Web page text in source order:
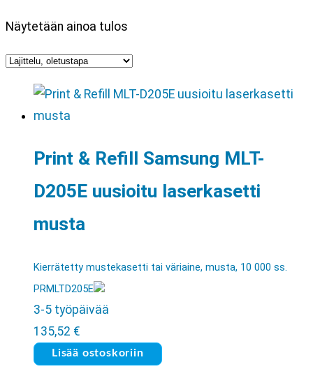
Näytetään ainoa tulos
Print & Refill Samsung MLT-
D205E uusioitu laserkasetti
musta
Kierrätetty mustekasetti tai väriaine, musta, 10 000 ss.
PRMLTD205E
3-5 työpäivää
135,52 €
Lisää ostoskoriin